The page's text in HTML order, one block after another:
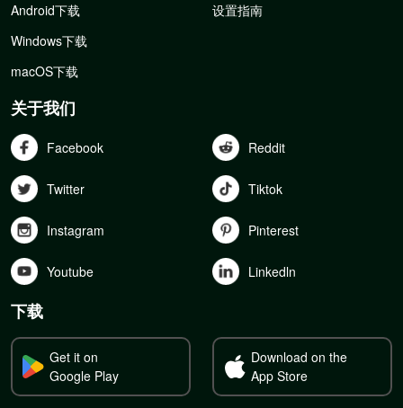
Android下载
Windows下载
macOS下载
设置指南
关于我们
Facebook Reddit
Twitter Tiktok
Instagram Pinterest
Youtube Linkedln
下载
Get it on
Google Play
Download on the
App Store